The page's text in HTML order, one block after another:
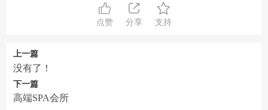
点赞 分享 支持
上一篇
没有了！
下一篇
高端SPA会所